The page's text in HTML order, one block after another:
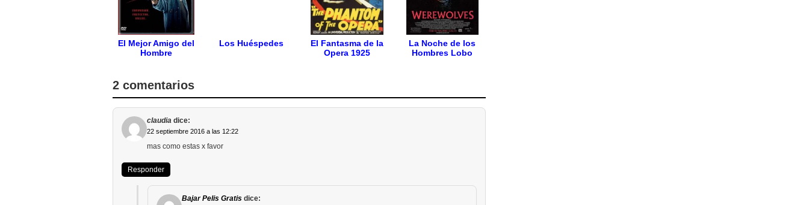
El Mejor Amigo del
Hombre
Los Huéspedes
El Fantasma de la
Opera 1925
La Noche de los
Hombres Lobo
2 comentarios
claudia dice:
22 septiembre 2016 a las 12:22
mas como estas x favor
Responder
Bajar Pelis Gratis dice: